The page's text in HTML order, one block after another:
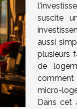
suscite
aussi
plusieurs
de
comment
micro-
Dans cet